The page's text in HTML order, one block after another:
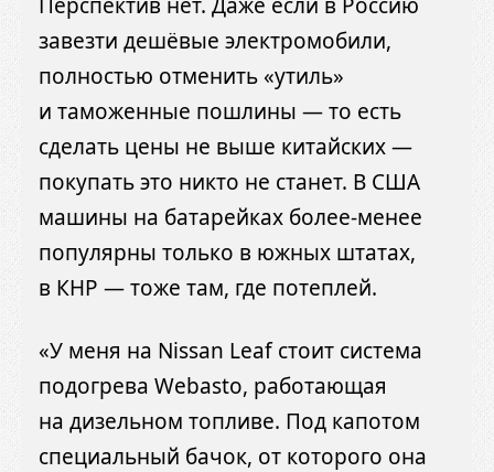
завезти дешёвые электромобили,
полностью отменить «утиль»
и таможенные пошлины — то есть
сделать цены не выше китайских —
покупать это никто не станет. В США
машины на батарейках более-менее
популярны только в южных штатах,
в КНР — тоже там, где потеплей.
«У меня на Nissan Leaf стоит система
подогрева Webasto, работающая
на дизельном топливе. Под капотом
специальный бачок, от которого она